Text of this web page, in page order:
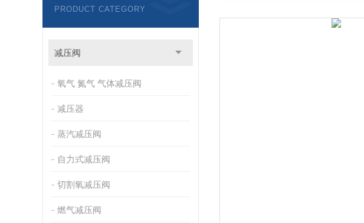
PRODUCT CATEGORY
减压阀
氧气 氮气 气体减压阀
减压器
蒸汽减压阀
自力式减压阀
切割氧减压阀
燃气减压阀